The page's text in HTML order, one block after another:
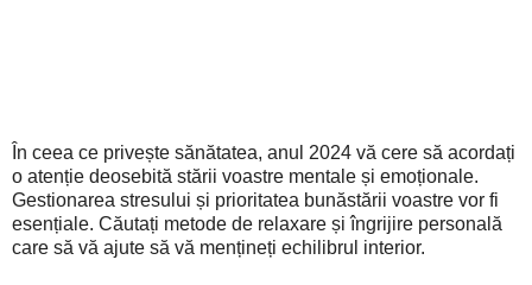
În ceea ce privește sănătatea, anul 2024 vă cere să acordați
o atenție deosebită stării voastre mentale și emoționale.
Gestionarea stresului și prioritatea bunăstării voastre vor fi
esențiale. Căutați metode de relaxare și îngrijire personală
care să vă ajute să vă mențineți echilibrul interior.